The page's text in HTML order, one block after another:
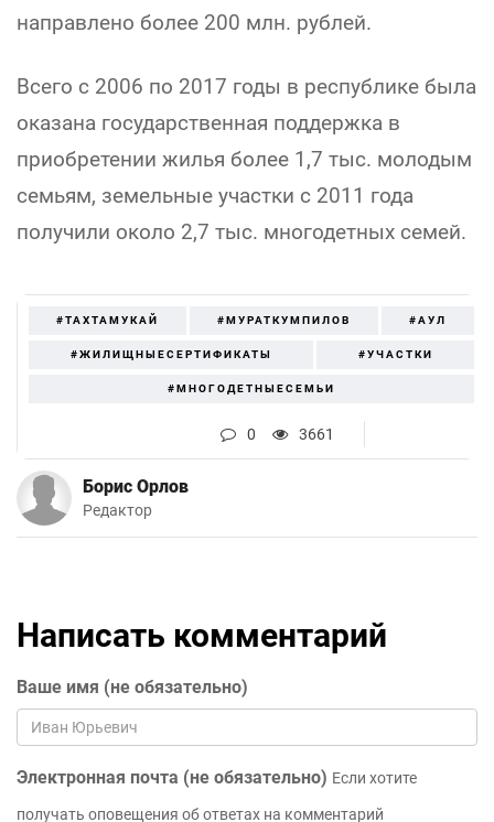
направлено более 200 млн. рублей.
Всего с 2006 по 2017 годы в республике была
оказана государственная поддержка в
приобретении жилья более 1,7 тыс. молодым
семьям, земельные участки с 2011 года
получили около 2,7 тыс. многодетных семей.
#ТАХТАМУКАЙ #МУРАТКУМПИЛОВ #АУЛ
#ЖИЛИЩНЫЕСЕРТИФИКАТЫ #УЧАСТКИ
#МНОГОДЕТНЫЕСЕМЬИ
0 3661
Борис Орлов
Редактор
Написать комментарий
Ваше имя (не обязательно)
Электронная почта (не обязательно) Если хотите
получать оповещения об ответах на комментарий